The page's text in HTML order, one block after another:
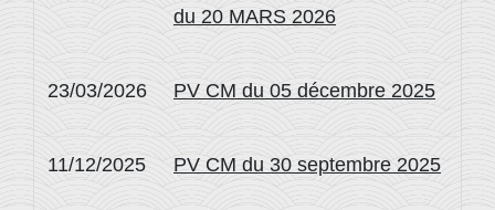
du 20 MARS 2026
23/03/2026 PV CM du 05 décembre 2025
11/12/2025 PV CM du 30 septembre 2025